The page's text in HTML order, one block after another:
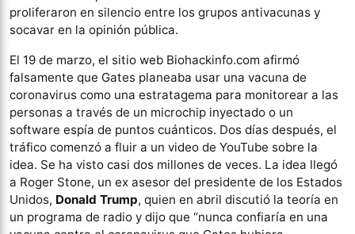
proliferaron en silencio entre los grupos antivacunas y
socavar en la opinión pública.
El 19 de marzo, el sitio web Biohackinfo.com afirmó
falsamente que Gates planeaba usar una vacuna de
coronavirus como una estratagema para monitorear a las
personas a través de un microchip inyectado o un
software espía de puntos cuánticos. Dos días después, el
tráfico comenzó a fluir a un video de YouTube sobre la
idea. Se ha visto casi dos millones de veces. La idea llegó
a Roger Stone, un ex asesor del presidente de los Estados
Unidos, Donald Trump, quien en abril discutió la teoría en
un programa de radio y dijo que “nunca confiaría en una